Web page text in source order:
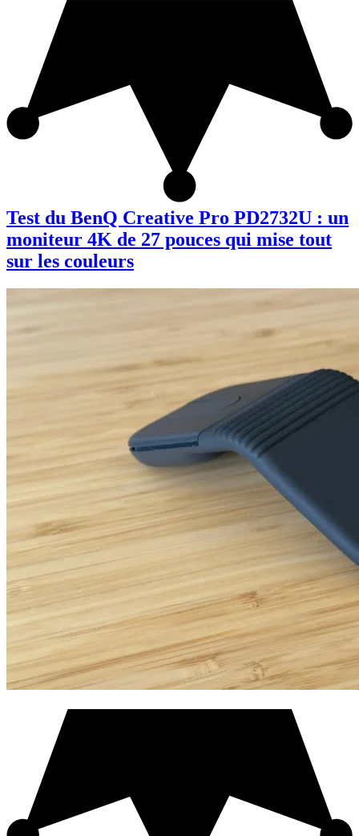
Test du BenQ Creative Pro PD2732U : un
moniteur 4K de 27 pouces qui mise tout
sur les couleurs